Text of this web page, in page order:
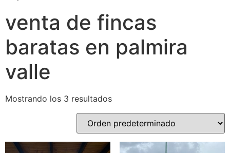
venta de fincas
baratas en palmira
valle
Mostrando los 3 resultados